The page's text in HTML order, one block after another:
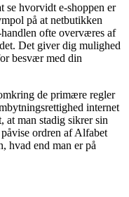
se hvorvidt e-shoppen er
på at netbutikken
ofte overværes af
Det giver dig mulighed
besvær med din
de primære regler
internet
at man stadig sikrer sin
ordren af Alfabet
hvad end man er på